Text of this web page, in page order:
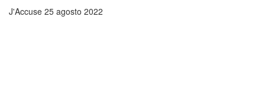
J'Accuse 25 agosto 2022